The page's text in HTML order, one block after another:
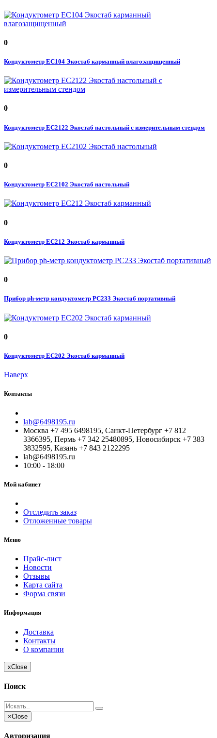
0
Кондуктометр EC104 Экостаб карманный влагозащищенный
0
Кондуктометр EC2122 Экостаб настольный с измерительным стендом
0
Кондуктометр EC2102 Экостаб настольный
0
Кондуктометр EC212 Экостаб карманный
0
Прибор ph-метр кондуктометр PC233 Экостаб портативный
0
Кондуктометр EC202 Экостаб карманный
Наверх
Контакты
lab@6498195.ru
Москва +7 495 6498195, Санкт-Петербург +7 812
3366395, Пермь +7 342 25480895, Новосибирск +7 383
3832595, Казань +7 843 2122295
lab@6498195.ru
10:00 - 18:00
Мой кабинет
Отследить заказ
Отложенные товары
Меню
Прайс-лист
Новости
Отзывы
Карта сайта
Форма связи
Информация
Доставка
Контакты
О компании
xClose
Поиск
×Close
Авторизация